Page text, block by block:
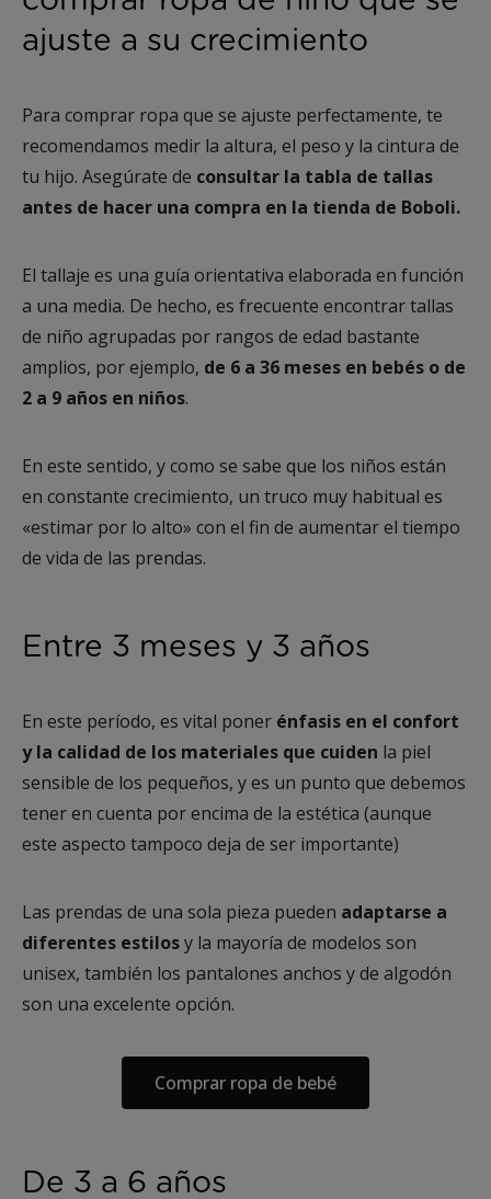
ajuste a su crecimiento
Para comprar ropa que se ajuste perfectamente, te
recomendamos medir la altura, el peso y la cintura de
tu hijo. Asegúrate de consultar la tabla de tallas
antes de hacer una compra en la tienda de Boboli.
El tallaje es una guía orientativa elaborada en función
a una media. De hecho, es frecuente encontrar tallas
de niño agrupadas por rangos de edad bastante
amplios, por ejemplo, de 6 a 36 meses en bebés o de
2 a 9 años en niños.
En este sentido, y como se sabe que los niños están
en constante crecimiento, un truco muy habitual es
«estimar por lo alto» con el fin de aumentar el tiempo
de vida de las prendas.
Entre 3 meses y 3 años
En este período, es vital poner énfasis en el confort
y la calidad de los materiales que cuiden la piel
sensible de los pequeños, y es un punto que debemos
tener en cuenta por encima de la estética (aunque
este aspecto tampoco deja de ser importante)
Las prendas de una sola pieza pueden adaptarse a
diferentes estilosy la mayoría de modelos son
unisex, también los pantalones anchos y de algodón
son una excelente opción.
Comprar ropa de bebé
De 3 a 6 años